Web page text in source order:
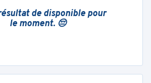
de disponible pour
le moment. 😔